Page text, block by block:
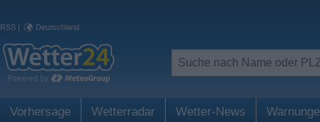
RSS | Deutschland
Vorhersage Wetterradar Wetter-News